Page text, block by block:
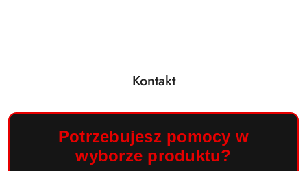
Kontakt
Potrzebujesz pomocy w
wyborze produktu?